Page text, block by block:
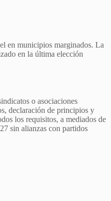
en municipios marginados. La
en la última elección
o asociaciones
declaración de principios y
los requisitos, a mediados de
sin alianzas con partidos